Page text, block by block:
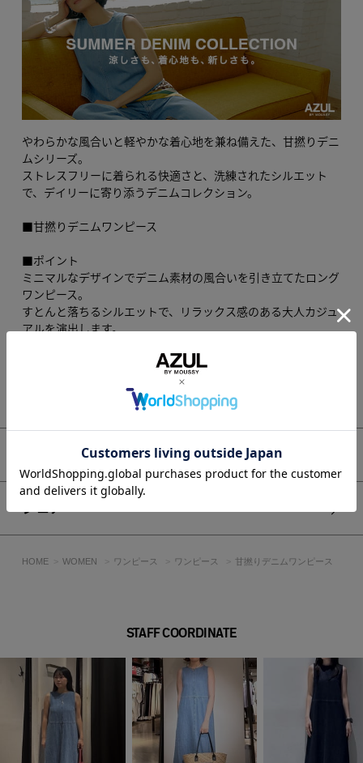
やわらかな風合いと軽やかな着心地を兼ね備えた、甘撚りデニ
ムシリーズ。
ストレスフリーに着られる快適さと、洗練されたシルエット
で、デイリーに寄り添うデニムコレクション。
■甘撚りデニムワンピース
■ポイント
ミニマルなデザインでデニム素材の風合いを引き立てたロング
ワンピース。
すとんと落ちるシルエットで、リラックス感のある大人カジュ
アルを演出します。
ゆとりのあるストレートシルエットで、身体のラインを拾いに
甘撚りのデニム素材を使用することで、柔らかく軽やかな風合
いとストレスフリーな着心地を実現しました。
シンプルなノースリーブデザインでレイヤードもしやすく、ロ
ング丈が縦のラインを強調しスタイルアップ効果も期待できま
す。
デニム特有のナチュラルな色合いが、カジュアルながらも落ち
着いた印象をプラスします。
一枚でさらっと着こなすのはもちろん、シャツやカーディガン
11.7ozの甘く織り上げたインディゴデニムを使用しています。
透け感：なし
裏 地：なし
伸縮性：なし
光沢感：なし
もっと見る
アイテムサイズ
シェア
HOME WOMEN ワンピース ワンピース 甘撚りデニムワンピース
STAFF COORDINATE